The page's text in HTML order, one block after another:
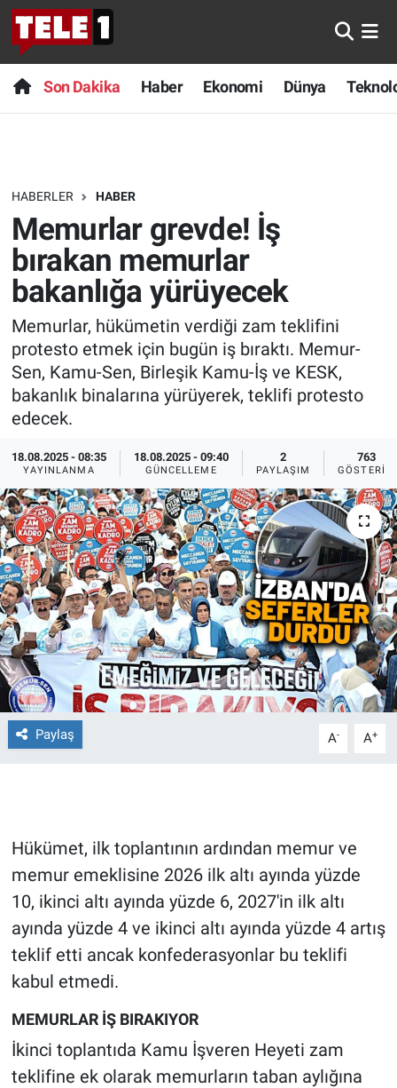
Son Dakika Haber Ekonomi Dünya
HABERLER HABER
Memurlar grevde! İş
bırakan memurlar
bakanlığa yürüyecek
Memurlar, hükümetin verdiği zam teklifini
protesto etmek için bugün iş bıraktı. Memur-
Sen, Kamu-Sen, Birleşik Kamu-İş ve KESK,
bakanlık binalarına yürüyerek, teklifi protesto
edecek.
18.08.2025 - 08:35
YAYINLANMA
18.08.2025 - 09:40
GÜNCELLEME
2
PAYLAŞIM
763
GÖSTERIM
Paylaş A- A+
Hükümet, ilk toplantının ardından memur ve
memur emeklisine 2026 ilk altı ayında yüzde
10, ikinci altı ayında yüzde 6, 2027'in ilk altı
ayında yüzde 4 ve ikinci altı ayında yüzde 4 artış
teklif etti ancak konfederasyonlar bu teklifi
kabul etmedi.
MEMURLAR İŞ BIRAKIYOR
İkinci toplantıda Kamu İşveren Heyeti zam
teklifine ek olarak memurların taban aylığına
Anında Manşet
Başka Sohbetler
Bilim turu
Bilim ve Teknoloji Evreni
Doğa Konuşuyor
Dünya
Ege Saati
Ege'den Esintiler
Eğitim
Eğlence
Ekonomi
Forum
Gerçeğin İzinde
Gün Başlıyor
Gün Bitiyor
Gündem Özel
Günün görüntüsü
Haber
İlan
Kimdir
Koronavirüs
Son Dakika
Haber
Dünya
Teknoloji
Sağlık
Spor
Yayın Akışı
İletişim
Nöbetçi Eczaneler
Hava Durumu
Trafik Durumu
Süper Lig Puan Durumu ve Fikstür
Tüm Manşetler
Son Dakika Haberleri
Haber Arşivi